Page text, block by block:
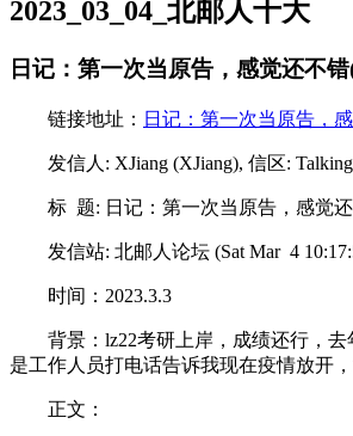
2023_03_04_北邮人十大
日记：第一次当原告，感觉还不错
链接地址： 日记：第一次当原告，
发信人: XJiang (XJiang), 信区: Talking
标 题: 日记：第一次当原告，感觉
发信站: 北邮人论坛 (Sat Mar 4
时间：2023.3.3
背景：lz22考研上岸，成绩还行，
是工作人员打电话告诉我现在疫情放开
正文：